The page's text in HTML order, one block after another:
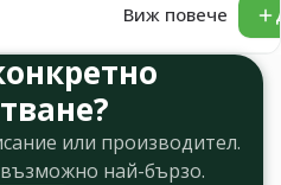
Виж повече
или производител.
най-бързо.